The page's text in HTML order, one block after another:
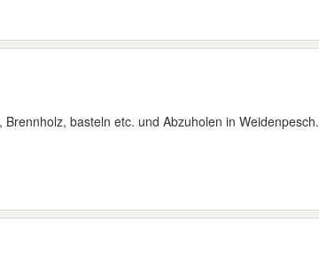
basteln etc. und Abzuholen in Weidenpesch.